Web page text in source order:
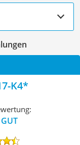
K4